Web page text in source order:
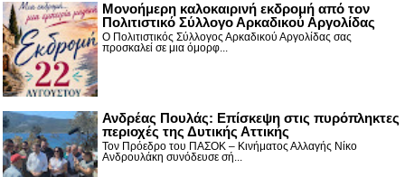
Μονοήμερη καλοκαιρινή εκδρομή από τον
Πολιτιστικό Σύλλογο Αρκαδικού Αργολίδας
Ο Πολιτιστικός Σύλλογος Αρκαδικού Αργολίδας σας
προσκαλεί σε μια όμορφ...
Ανδρέας Πουλάς: Επίσκεψη στις πυρόπληκτες
περιοχές της Δυτικής Αττικής
Τον Πρόεδρο του ΠΑΣΟΚ – Κινήματος Αλλαγής Νίκο
Ανδρουλάκη συνόδευσε σή...